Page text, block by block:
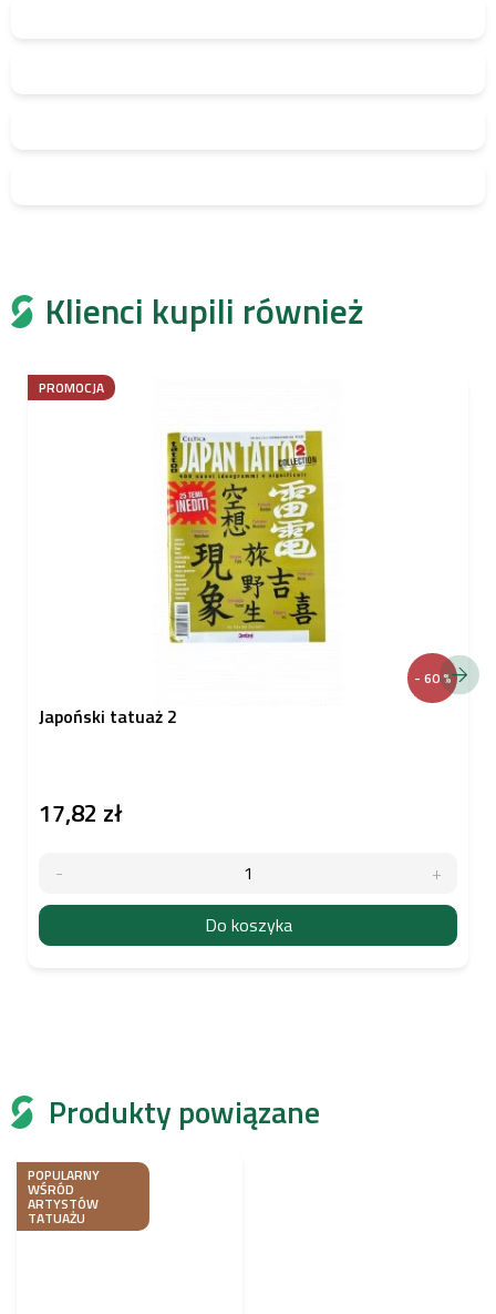
Produkty powiązane
POPULARNY
WŚRÓD
ARTYSTÓW
TATUAŻU
Klienci kupili również
- 60 %
PROMOCJA
Japoński tatuaż 2
17,82 zł
Do koszyka